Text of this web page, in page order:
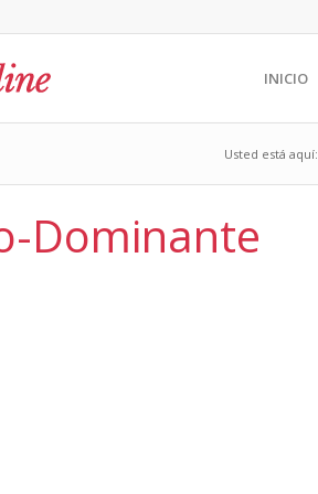
INICIO
Usted está aquí:
Dominante